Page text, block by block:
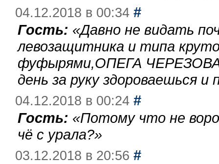
04.12.2018 в 00:34 #
Гость: «Давно не видать
левозащитника и типа
фуфырями,ОПЕГА
день за руку здороваешься
04.12.2018 в 00:24 #
Гость: «Потому что не
чё с урала?»
03.12.2018 в 20:56 #